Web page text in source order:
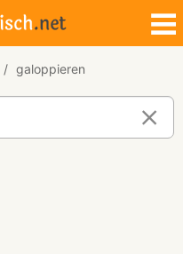
galoppieren